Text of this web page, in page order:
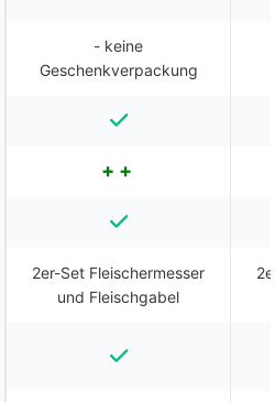
- keine
Geschenkverpackung
2er-Set Fleischermesser
und Fleischgabel